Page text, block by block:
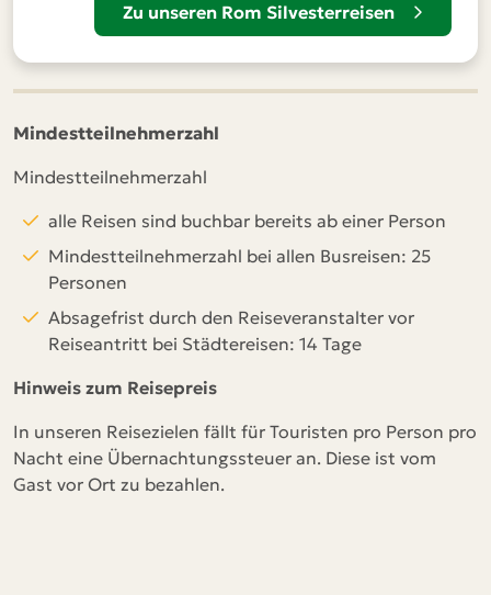
Zu unseren Rom Silvesterreisen
Mindestteilnehmerzahl
Mindestteilnehmerzahl
alle Reisen sind buchbar bereits ab einer Person
Mindestteilnehmerzahl bei allen Busreisen: 25
Personen
Absagefrist durch den Reiseveranstalter vor
Reiseantritt bei Städtereisen: 14 Tage
Hinweis zum Reisepreis
In unseren Reisezielen fällt für Touristen pro Person pro
Nacht eine Übernachtungssteuer an. Diese ist vom
Gast vor Ort zu bezahlen.